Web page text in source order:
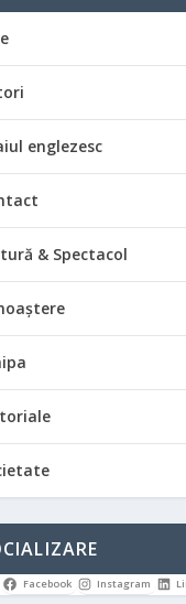
englezesc
& Spectacol
Facebook Instagram